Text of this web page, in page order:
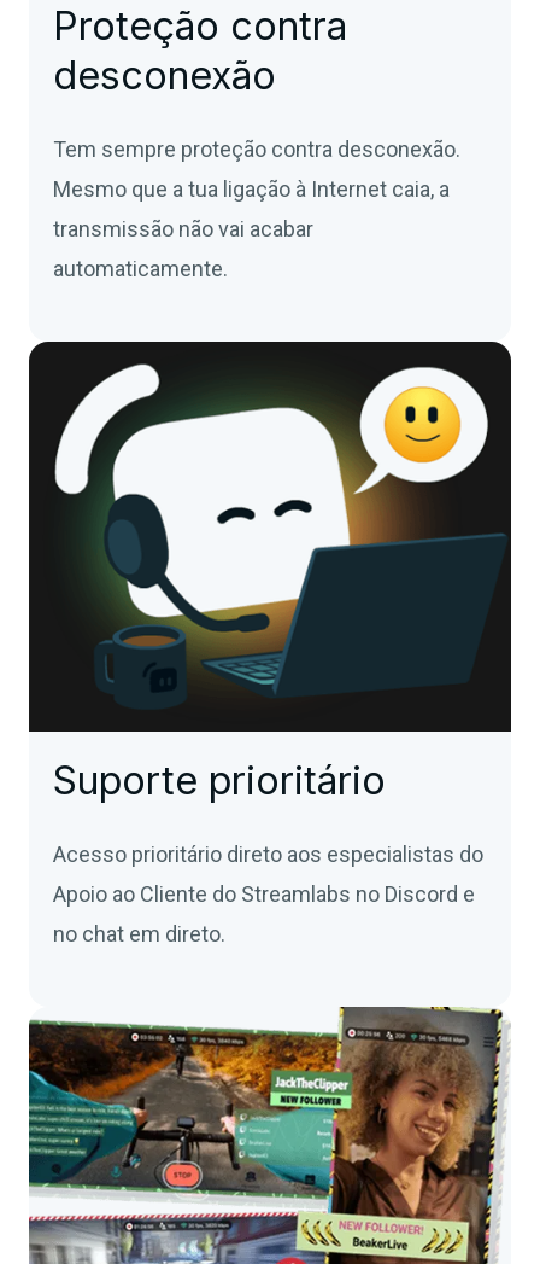
Proteção contra
desconexão
Tem sempre proteção contra desconexão.
Mesmo que a tua ligação à Internet caia, a
transmissão não vai acabar
automaticamente.
Suporte prioritário
Acesso prioritário direto aos especialistas do
Apoio ao Cliente do Streamlabs no Discord e
no chat em direto.